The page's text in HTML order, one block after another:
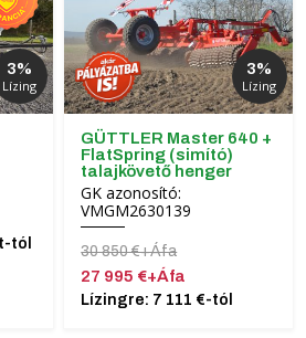
3%
Lízing
tól
3%
Lízing
GÜTTLER Master 640 +
FlatSpring (simító)
talajkövető henger
GK azonosító:
VMGM2630139
30 850 €+Áfa
27 995 €+Áfa
Lízingre: 7 111 €-tól